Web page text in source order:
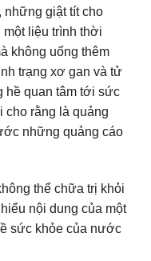
những giật tít cho
một liệu trình thời
không uống thêm
trạng xơ gan và tử
hề quan tâm tới sức
cho rằng là quảng
những quảng cáo
thể chữa trị khỏi
nội dung của một
sức khỏe của nước